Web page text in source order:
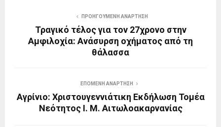
ΠΡΟΗΓΟΎΜΕΝΗ ΑΝΆΡΤΗΣΗ
Τραγικό τέλος για τον 27χρονο στην
Αμφιλοχία: Ανάσυρση οχήματος από τη
θάλασσα
ΕΠΌΜΕΝΗ ΑΝΆΡΤΗΣΗ
Αγρίνιο: Χριστουγεννιάτικη Εκδήλωση Τομέα
Νεότητος Ι. Μ. Αιτωλοακαρνανίας